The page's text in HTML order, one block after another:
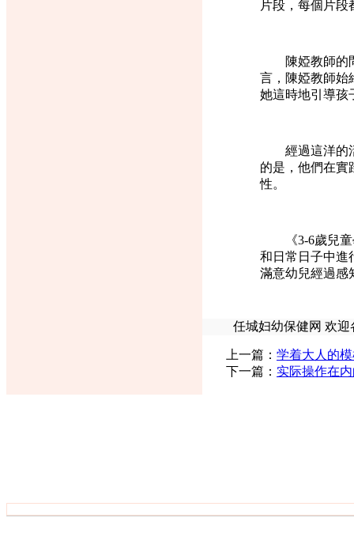
片段，每個片段
陳婭教師的問
言，陳婭教師始
她這時地引導孩
經過這洋的活
的是，他們在
性。
《3-6歲兒童
和日常日子中進
滿意幼兒經過感
任城妇幼保健网 欢
上一篇： 学着大人的
下一篇： 实际操作在